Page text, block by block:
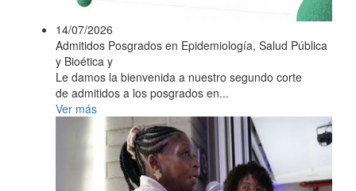
14/07/2026
Admitidos Posgrados en Epidemiología, Salud Pública
y Bioética y
Le damos la bienvenida a nuestro segundo corte
de admitidos a los posgrados en...
Ver más